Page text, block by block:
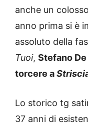
anche un
anno prima si è
assoluto della
Tuoi, Stefano
torcere a
Lo storico tg
37 anni di